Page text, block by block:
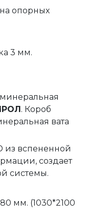
на опорных
3 мм.
. Короб
вата
из вспененной
создает
системы.
мм. (1030*2100